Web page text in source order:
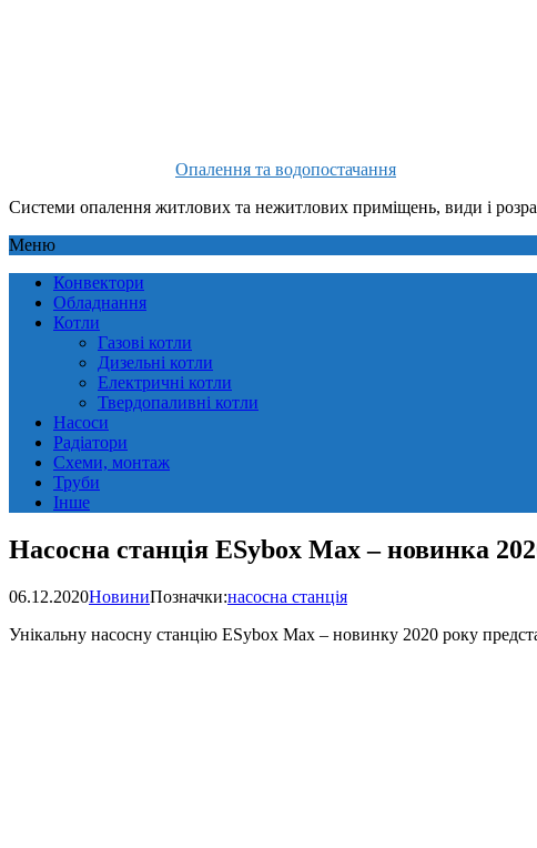
Опалення та водопостачання
Системи опалення житлових та нежитлових приміщень, види і
Меню
Конвектори
Обладнання
Котли
Газові котли
Дизельні котли
Електричні котли
Твердопаливні котли
Насоси
Радіатори
Схеми, монтаж
Труби
Інше
Насосна станція ESybox Max – новинка
06.12.2020НовиниПозначки:насосна станція
Унікальну насосну станцію ESybox Max – новинку 2020 року